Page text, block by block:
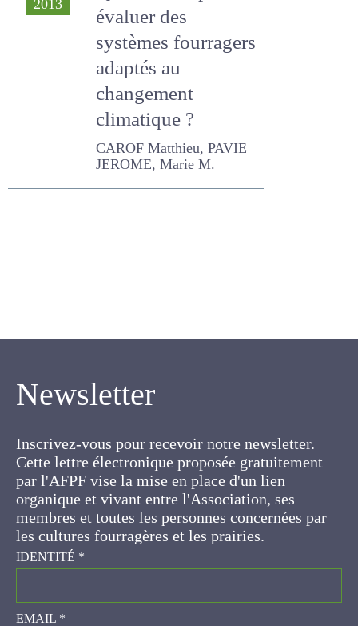
#215
Quels outils pour
évaluer des
systèmes
fourragers adaptés
au changement
climatique ?
CAROF Matthieu, PAVIE
JEROME, Marie M.
Newsletter
Cette lettre électronique proposée
gratuitement par l'AFPF vise la mise en place
d'un lien organique et vivant entre l'Association,
ses membres et toutes les personnes
concernées par les cultures fourragères et les
prairies.
IDENTITÉ*
EMAIL*